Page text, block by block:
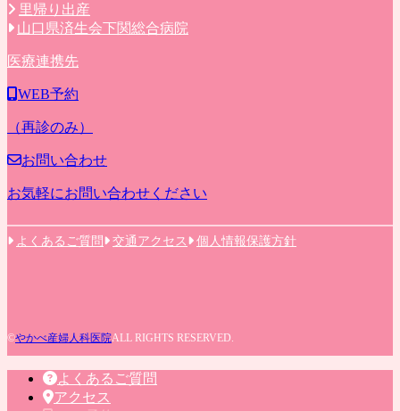
里帰り出産
山口県済生会下関総合病院
医療連携先
WEB予約
（再診のみ）
お問い合わせ
お気軽にお問い合わせください
よくあるご質問 交通アクセス 個人情報保護方針
©やかべ産婦人科医院ALL RIGHTS RESERVED.
よくあるご質問
アクセス